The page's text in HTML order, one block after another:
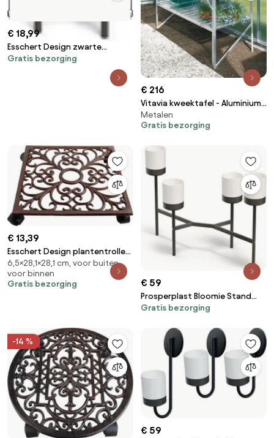
€ 18,99
Esschert Design zwarte
tafelklem
Gratis bezorging
€ 216
Vitavia kweektafel - Aluminium -
120cm x 50cm - 75cm hoog - 2
niveaus
Metalen
Gratis bezorging
€ 13,39
Esschert Design plantentrolley
vierkant - LxBxH:
28,1x28,1x6,5cm
6,5×28,1×28,1 cm, voor buiten,
voor binnen
Gratis bezorging
€ 59
Prosperplast Bloomie Stand
Plantenrek - Wit - 4 Potten - 125
Gratis bezorging
-14 %
€ 59